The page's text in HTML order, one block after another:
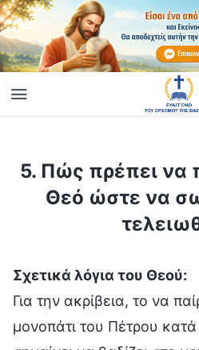
5. Πώς πρέπει να
Θεό ώστε να
Σχετικά λόγια του Θεού:
Για την ακρίβεια, το να
μονοπάτι του Πέτρου κατά